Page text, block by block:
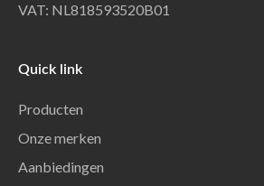
VAT: NL818593520B01
Quick link
Producten
Onze merken
Aanbiedingen